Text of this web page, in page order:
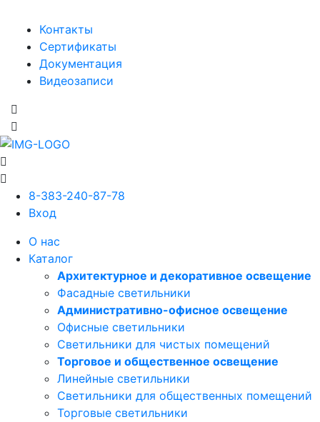
Контакты
Сертификаты
Документация
Видеозаписи
8-383-240-87-78
Вход
О нас
Каталог
Архитектурное и декоративное освещение
Фасадные светильники
Административно-офисное освещение
Офисные светильники
Светильники для чистых помещений
Торговое и общественное освещение
Линейные светильники
Светильники для общественных помещений
Торговые светильники